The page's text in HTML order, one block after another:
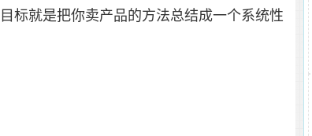
目标就是把你卖产品的方法总结成一个系统性